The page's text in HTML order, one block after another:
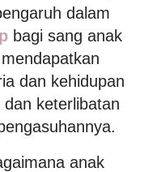
dalam
bagi sang anak
dan kehidupan
keterlibatan
anak